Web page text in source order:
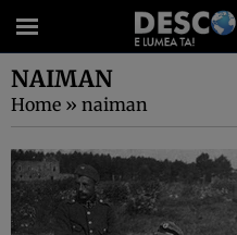
NAIMAN
Home » naiman